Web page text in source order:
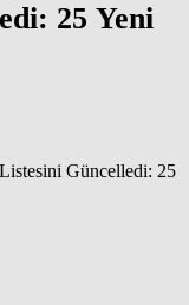
25 Yeni